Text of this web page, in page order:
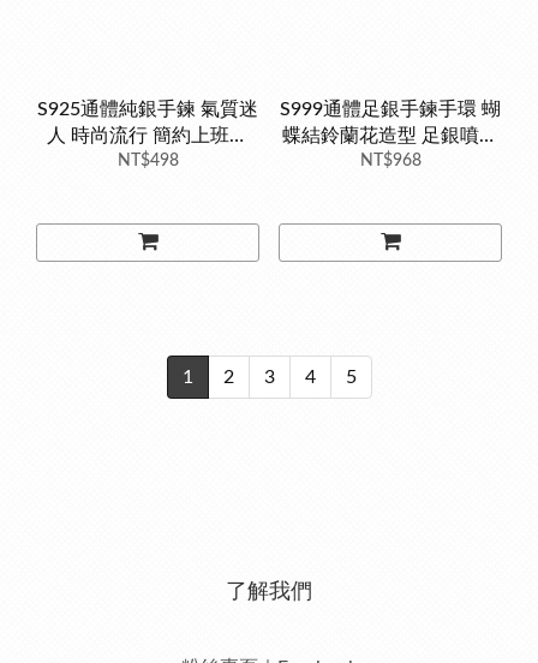
S925通體純銀手鍊 氣質迷
人 時尚流行 簡約上班戴
銀樓 銀飾
NT$498
S999通體足銀手鍊手環 蝴
蝶結鈴蘭花造型 足銀噴砂
特別顏色 純銀手鍊 銀樓銀
NT$968
1 2 3 4 5
了解我們